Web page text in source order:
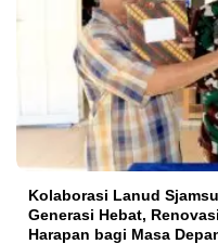
Kolaborasi Lanud
Generasi Hebat,
Harapan bagi Masa